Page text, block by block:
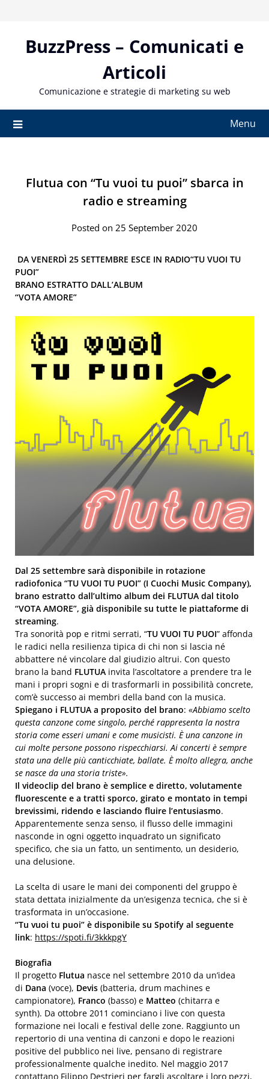
contentBuzzPress – Comunicati e
Articoli
Comunicazione e strategie di marketing su web
Menu
Flutua con “Tu vuoi tu puoi” sbarca in
radio e streaming
Posted on 25 September 2020
DA VENERDÌ 25 SETTEMBRE ESCE IN RADIO“TU VUOI TU
PUOI”
BRANO ESTRATTO DALL’ALBUM
“VOTA AMORE”
Dal 25 settembre sarà disponibile in rotazione
radiofonica “TU VUOI TU PUOI” (I Cuochi Music Company),
brano estratto dall’ultimo album dei FLUTUA dal titolo
“VOTA AMORE”, già disponibile su tutte le piattaforme di
streaming.
Tra sonorità pop e ritmi serrati, “TU VUOI TU PUOI” affonda
le radici nella resilienza tipica di chi non si lascia né
abbattere né vincolare dal giudizio altrui. Con questo
brano la band FLUTUA invita l’ascoltatore a prendere tra le
mani i propri sogni e di trasformarli in possibilità concrete,
com’è successo ai membri della band con la musica.
Spiegano i FLUTUA a proposito del brano: «Abbiamo scelto
questa canzone come singolo, perché rappresenta la nostra
storia come esseri umani e come musicisti. È una canzone in
cui molte persone possono rispecchiarsi. Ai concerti è sempre
stata una delle più canticchiate, ballate. È molto allegra, anche
se nasce da una storia triste».
Il videoclip del brano è semplice e diretto, volutamente
fluorescente e a tratti sporco, girato e montato in tempi
brevissimi, ridendo e lasciando fluire l’entusiasmo.
Apparentemente senza senso, il flusso delle immagini
nasconde in ogni oggetto inquadrato un significato
specifico, che sia un fatto, un sentimento, un desiderio,
una delusione.
La scelta di usare le mani dei componenti del gruppo è
stata dettata inizialmente da un’esigenza tecnica, che si è
trasformata in un’occasione.
“Tu vuoi tu puoi” è disponibile su Spotify al seguente
link: https://spoti.fi/3kkkpgY
Biografia
Il progetto Flutua nasce nel settembre 2010 da un’idea
di Dana (voce), Devis (batteria, drum machines e
campionatore), Franco (basso) e Matteo (chitarra e
synth). Da ottobre 2011 cominciano i live con questa
formazione nei locali e festival delle zone. Raggiunto un
repertorio di una ventina di canzoni e dopo le reazioni
positive del pubblico nei live, pensano di registrare
professionalmente qualche inedito. Nel maggio 2017
contattano Filippo Destrieri per fargli ascoltare i loro pezzi,